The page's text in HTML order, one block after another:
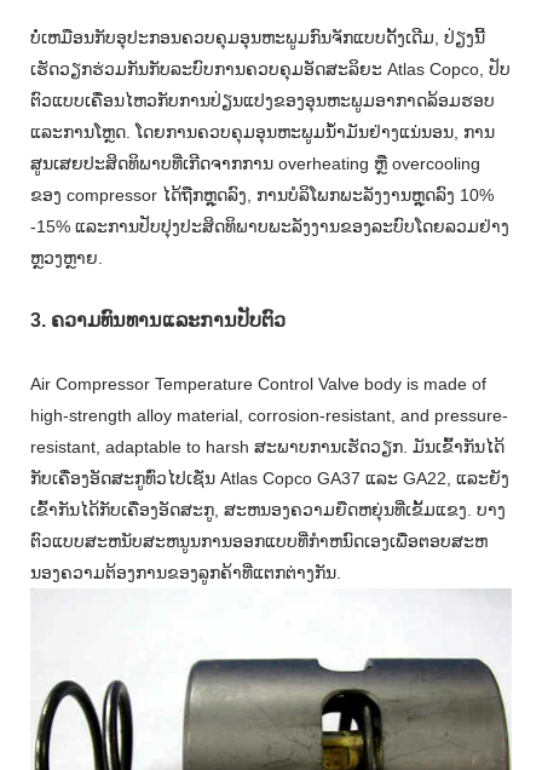
ບໍ່ເຫມືອນກັບອຸປະກອນຄວບຄຸມອຸນຫະພູມກົນຈັກແບບດັ້ງເດີມ, ປ່ຽງນີ້
ເຮັດວຽກຮ່ວມກັນກັບລະບົບການຄວບຄຸມອັດສະລິຍະ Atlas Copco, ປັບ
ຕົວແບບເຄື່ອນໄຫວກັບການປ່ຽນແປງຂອງອຸນຫະພູມອາກາດລ້ອມຮອບ
ແລະການໂຫຼດ. ໂດຍການຄວບຄຸມອຸນຫະພູມນ້ໍາມັນຢ່າງແນ່ນອນ, ການ
ສູນເສຍປະສິດທິພາບທີ່ເກີດຈາກການ overheating ຫຼື overcooling
ຂອງ compressor ໄດ້ຖືກຫຼຸດລົງ, ການບໍລິໂພກພະລັງງານຫຼຸດລົງ 10%
-15% ແລະການປັບປຸງປະສິດທິພາບພະລັງງານຂອງລະບົບໂດຍລວມຢ່າງ
ຫຼວງຫຼາຍ.
3. ຄວາມທົນທານແລະການປັບຕົວ
Air Compressor Temperature Control Valve body is made of
high-strength alloy material, corrosion-resistant, and pressure-
resistant, adaptable to harsh ສະພາບການເຮັດວຽກ. ມັນເຂົ້າກັນໄດ້
ກັບເຄື່ອງອັດສະກູທົ່ວໄປເຊັ່ນ Atlas Copco GA37 ແລະ GA22, ແລະຍັງ
ເຂົ້າກັນໄດ້ກັບເຄື່ອງອັດສະກູ, ສະຫນອງຄວາມຍືດຫຍຸ່ນທີ່ເຂັ້ມແຂງ. ບາງ
ຕົວແບບສະຫນັບສະຫນູນການອອກແບບທີ່ກໍາຫນົດເອງເພື່ອຕອບສະຫ
ນອງຄວາມຕ້ອງການຂອງລູກຄ້າທີ່ແຕກຕ່າງກັນ.